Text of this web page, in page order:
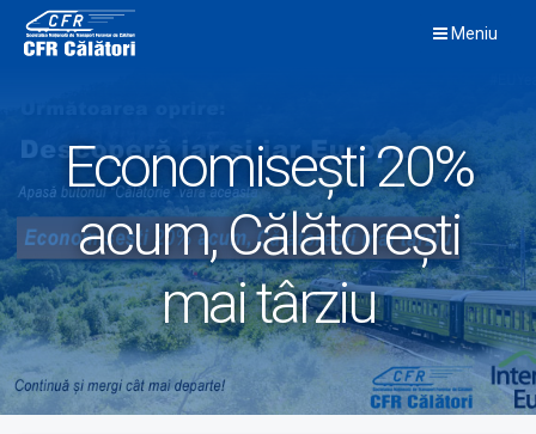
content
Meniu
Economisești 20%
acum, Călătorești
mai târziu